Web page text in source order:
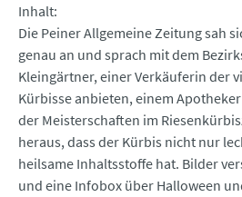
Inhalt
Die Peiner Allgemeine Zeitung sah
genau an und sprach mit dem
Kleingärtner, einer Verkäuferin der
Kürbisse anbieten, einem
der Meisterschaften im
heraus, dass der Kürbis nicht nur
heilsame Inhaltsstoffe hat. Bilder
und eine Infobox über Halloween